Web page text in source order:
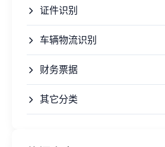
证件识别
车辆物流识别
财务票据
其它分类